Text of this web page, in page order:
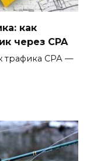
как
через CPA
трафика СРА —